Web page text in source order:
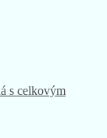
s celkovým